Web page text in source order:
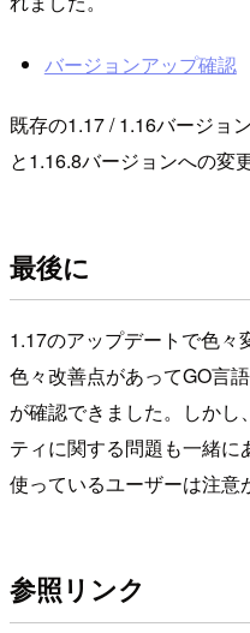
バージョンアップ確認
既存の1.17 / 1.16バージョ
と1.16.8バージョンへの変
最後に
1.17のアップデートで色々
色々改善点があってGO言
が確認できました。しかし
ティに関する問題も一緒
使っているユーザーは注意
参照リンク